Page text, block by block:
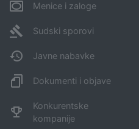
Menice i zaloge
Sudski sporovi
Javne nabavke
Dokumenti i objave
Konkurentske
kompanije